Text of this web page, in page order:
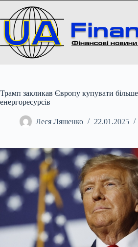
вмісту
Трамп закликав Європу купувати
енергоресурсів
Леся Ляшенко 22.01.2025